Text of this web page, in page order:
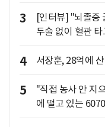
3
[인터뷰] "뇌졸중
두술 없이 혈관
4 서장훈, 28억에
5
"직접 농사 안 지
에 떨고 있는 6070